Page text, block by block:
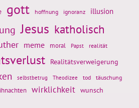
gott hoffnung ignoranz illusion
Jesus katholisch
meme moral Papst realität
Realitätsverweigerung
selbstbetrug Theodizee tod täuschung
wirklichkeit wunsch